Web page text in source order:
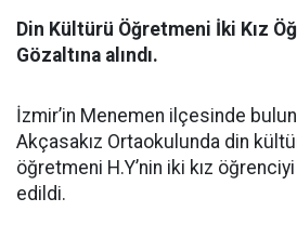
Din Kültürü Öğretmeni İki Kız
Gözaltına alındı.
İzmir’in Menemen ilçesinde
Akçasakız Ortaokulunda din
öğretmeni H.Y’nin iki kız
edildi.